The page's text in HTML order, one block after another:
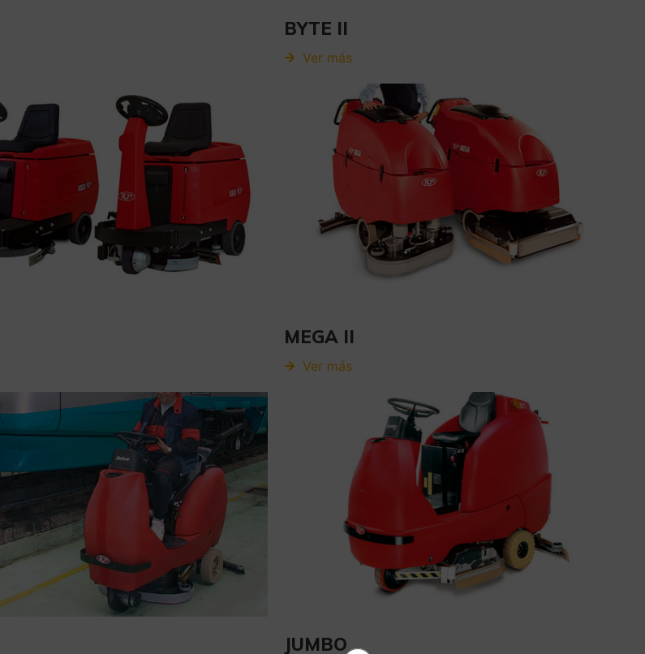
BYTE II
Ver más
MEGA II
Ver más
JUMBO